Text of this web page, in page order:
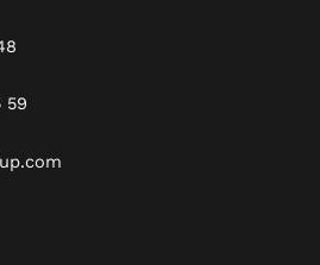
59